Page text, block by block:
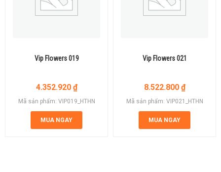
Vip Flowers 019
4.352.920 ₫
Mã sản phẩm: VIP019_HTHN
MUA NGAY
Vip Flowers 021
8.522.800 ₫
Mã sản phẩm: VIP021_HTHN
MUA NGAY